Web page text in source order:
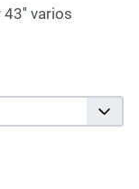
43'' varios